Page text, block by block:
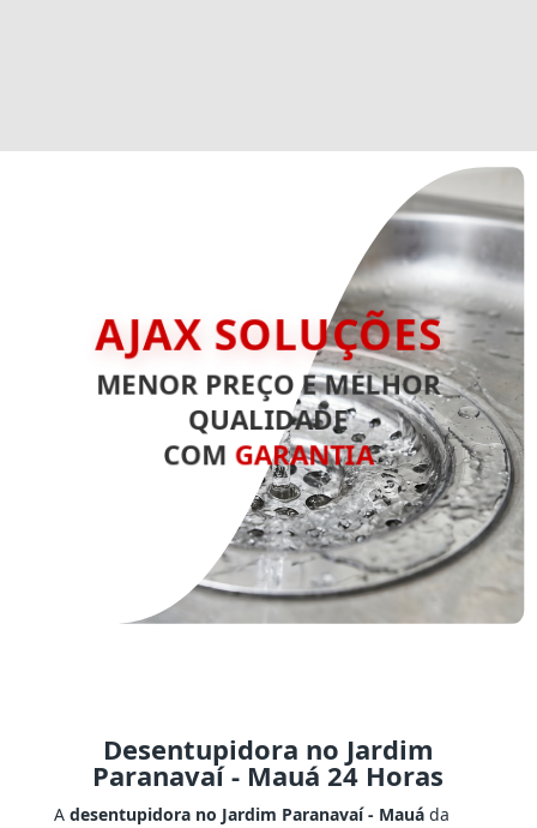
AJAX SOLUÇÕES
MENOR PREÇO E MELHOR
QUALIDADE
COM GARANTIA
Desentupidora no Jardim
Paranavaí - Mauá 24 Horas
A desentupidora no Jardim Paranavaí - Mauáda